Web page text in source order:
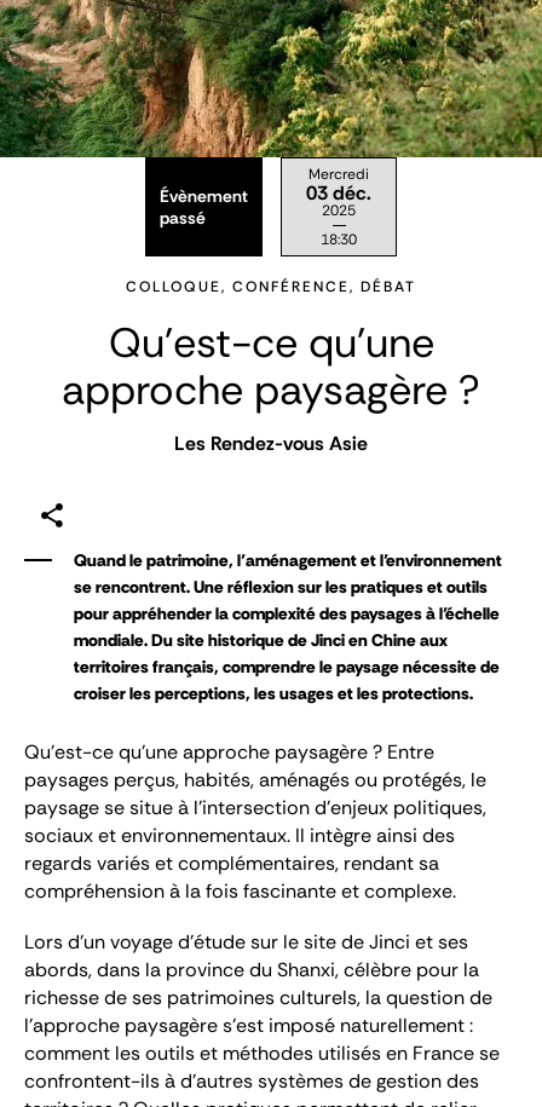
Évènement
passé
Mercredi
03 déc.
2025
18:30
Qu'est-ce qu'une
approche paysagère ?
Les Rendez-vous Asie
COLLOQUE, CONFÉRENCE, DÉBAT
Quand le patrimoine, l’aménagement et l’environnement
se rencontrent. Une réflexion sur les pratiques et outils
pour appréhender la complexité des paysages à l’échelle
mondiale. Du site historique de Jinci en Chine aux
territoires français, comprendre le paysage nécessite de
croiser les perceptions, les usages et les protections.
Qu’est-ce qu’une approche paysagère ? Entre
paysages perçus, habités, aménagés ou protégés, le
paysage se situe à l’intersection d’enjeux politiques,
sociaux et environnementaux. Il intègre ainsi des
regards variés et complémentaires, rendant sa
compréhension à la fois fascinante et complexe.
Lors d’un voyage d’étude sur le site de Jinci et ses
abords, dans la province du Shanxi, célèbre pour la
richesse de ses patrimoines culturels, la question de
l’approche paysagère s’est imposé naturellement :
comment les outils et méthodes utilisés en France se
confrontent-ils à d’autres systèmes de gestion des